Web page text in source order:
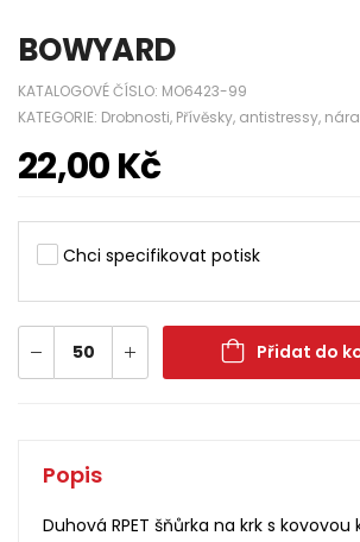
BOWYARD
KATALOGOVÉ ČÍSLO: MO6423-99
KATEGORIE: Drobnosti, Přívěsky, antistressy,
22,00Kč
Chci specifikovat potisk
Přidat do
Popis
Duhová RPET šňůrka na krk s kovovou